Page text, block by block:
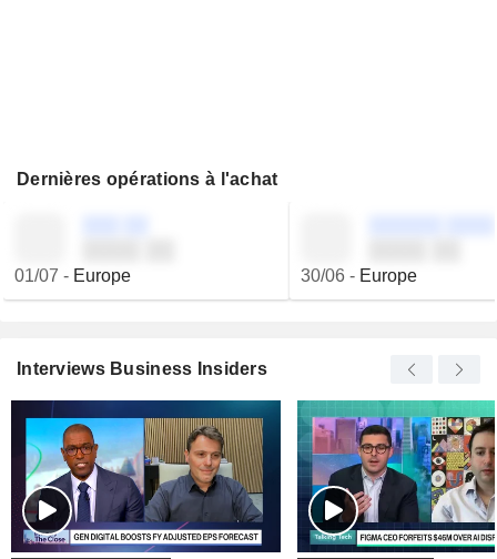
Dernières opérations à l'achat
01/07 - Europe 30/06- Europe
Interviews Business Insiders